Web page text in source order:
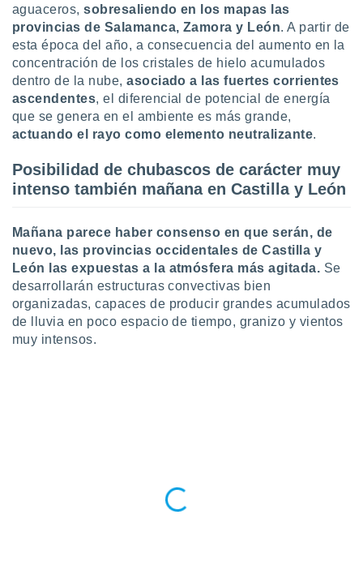
utilizar
crear un
uso de
la
medir el
la
el
o a través
de
de
de
uso de
con el
aguaceros,sobresaliendo en los mapas las
provincias de Salamanca, Zamora y León. A partir de
esta época del año, a consecuencia del aumento en la
concentración de los cristales de hielo acumulados
dentro de la nube,asociado a las fuertes corrientes
ascendentes, el diferencial de potencial de energía
que se genera en el ambiente es más grande,
actuando el rayo como elemento neutralizante.
Posibilidad de chubascos de carácter muy
intenso también mañana en Castilla y León
Mañana parece haber consenso en que serán, de
nuevo, las provincias occidentales de Castilla y
León las expuestas a la atmósfera más agitada. Se
desarrollarán estructuras convectivas bien
organizadas, capaces de producir grandes acumulados
de lluvia en poco espacio de tiempo, granizo y vientos
muy intensos.